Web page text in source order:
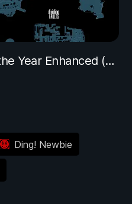
Borderlands Game of the Year Enhanced (Claptrap's New Robot Revolution)
Ding! Newbie